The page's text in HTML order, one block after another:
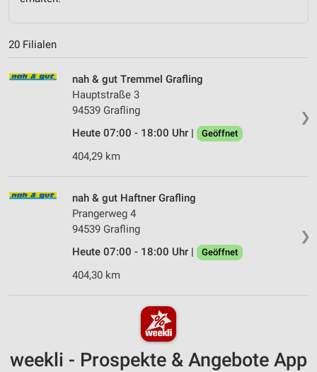
20 Filialen
❯
nah & gut Tremmel Grafling
Hauptstraße 3
94539 Grafling
Heute 07:00 - 18:00 Uhr |
Geöffnet
404,29 km
❯
nah & gut Haftner Grafling
Prangerweg 4
94539 Grafling
Heute 07:00 - 18:00 Uhr |
Geöffnet
404,30 km
weekli - Prospekte & Angebote App